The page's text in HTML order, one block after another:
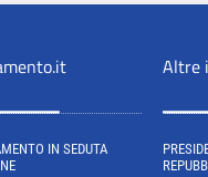
IN SEDUTA
Altre